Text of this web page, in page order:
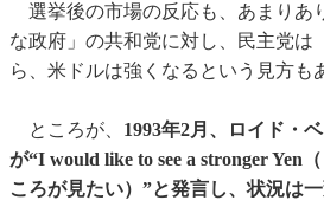
選挙後の市場の反応も、あまりあ
な政府」の共和党に対し、民主党は
ら、米ドルは強くなるという見方も
ところが、 1993年2月、ロイド・
が“I would like to see a stronger Yen
ころが見たい）”と発言し、状況は